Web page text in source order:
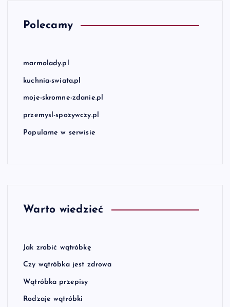
Polecamy
marmolady.pl
kuchnia-swiata.pl
moje-skromne-zdanie.pl
przemysl-spozywczy.pl
Popularne w serwisie
Warto wiedzieć
Jak zrobić wątróbkę
Czy wątróbka jest zdrowa
Wątróbka przepisy
Rodzaje wątróbki